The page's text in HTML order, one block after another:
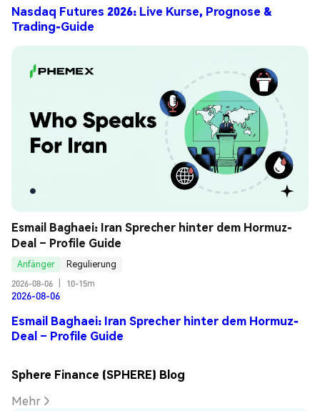
Nasdaq Futures 2026: Live Kurse, Prognose &
Trading-Guide
Esmail Baghaei: Iran Sprecher hinter dem Hormuz-
Deal – Profile Guide
Anfänger
Regulierung
2026-08-06
10-15m
2026-08-06
Esmail Baghaei: Iran Sprecher hinter dem Hormuz-
Deal – Profile Guide
Sphere Finance (SPHERE) Blog
Mehr